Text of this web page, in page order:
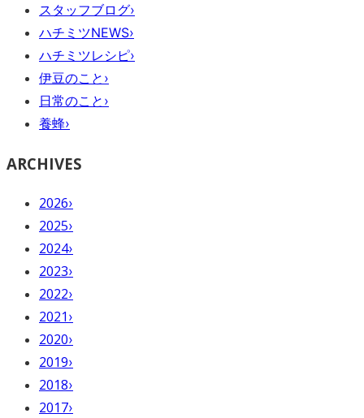
スタッフブログ›
ハチミツNEWS›
ハチミツレシピ›
伊豆のこと ›
日常のこと ›
養蜂›
ARCHIVES
2026›
2025›
2024›
2023›
2022›
2021 ›
2020›
2019›
2018›
2017›